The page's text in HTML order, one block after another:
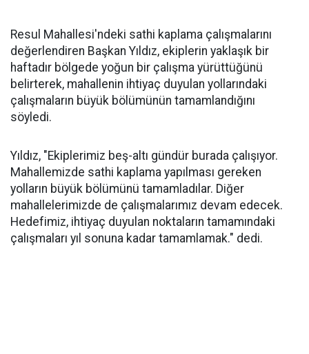
Resul Mahallesi'ndeki sathi kaplama çalışmalarını
değerlendiren Başkan Yıldız, ekiplerin yaklaşık bir
haftadır bölgede yoğun bir çalışma yürüttüğünü
belirterek, mahallenin ihtiyaç duyulan yollarındaki
çalışmaların büyük bölümünün tamamlandığını
söyledi.
Yıldız, "Ekiplerimiz beş-altı gündür burada çalışıyor.
Mahallemizde sathi kaplama yapılması gereken
yolların büyük bölümünü tamamladılar. Diğer
mahallelerimizde de çalışmalarımız devam edecek.
Hedefimiz, ihtiyaç duyulan noktaların tamamındaki
çalışmaları yıl sonuna kadar tamamlamak." dedi.